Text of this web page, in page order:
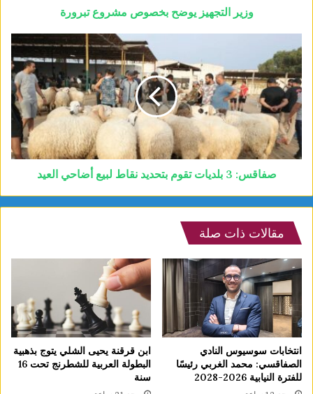
وزير التجهيز يوضح بخصوص مشروع تبرورة
صفاقس: 3 بلديات تقوم بتحديد نقاط لبيع أضاحي العيد
مقالات ذات صلة
انتخابات سوسيوس النادي
الصفاقسي: محمد الغربي رئيسًا
للفترة النيابية 2026-2028
ابن قرقنة يحيى الشلي يتوج بذهبية
البطولة العربية للشطرنج تحت 16
سنة